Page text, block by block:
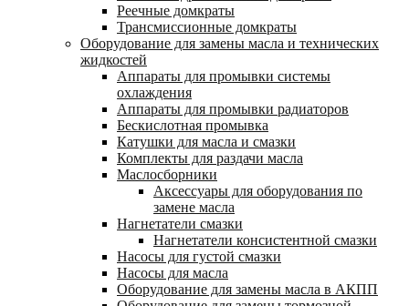
Реечные домкраты
Трансмиссионные домкраты
Оборудование для замены масла и технических
жидкостей
Аппараты для промывки системы
охлаждения
Аппараты для промывки радиаторов
Бескислотная промывка
Катушки для масла и смазки
Комплекты для раздачи масла
Маслосборники
Аксессуары для оборудования по
замене масла
Нагнетатели смазки
Нагнетатели консистентной смазки
Насосы для густой смазки
Насосы для масла
Оборудование для замены масла в АКПП